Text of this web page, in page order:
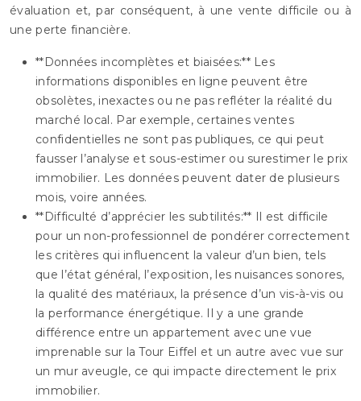
évaluation et, par conséquent, à une vente difficile ou à
une perte financière.
**Données incomplètes et biaisées:** Les
informations disponibles en ligne peuvent être
obsolètes, inexactes ou ne pas refléter la réalité du
marché local. Par exemple, certaines ventes
confidentielles ne sont pas publiques, ce qui peut
fausser l’analyse et sous-estimer ou surestimer le prix
immobilier. Les données peuvent dater de plusieurs
mois, voire années.
**Difficulté d’apprécier les subtilités:** Il est difficile
pour un non-professionnel de pondérer correctement
les critères qui influencent la valeur d’un bien, tels
que l’état général, l’exposition, les nuisances sonores,
la qualité des matériaux, la présence d’un vis-à-vis ou
la performance énergétique. Il y a une grande
différence entre un appartement avec une vue
imprenable sur la Tour Eiffel et un autre avec vue sur
un mur aveugle, ce qui impacte directement le prix
immobilier.